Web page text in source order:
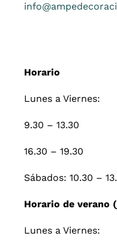
Horario
Lunes a Viernes:
9.30 – 13.30
16.30 – 19.30
Sábados: 10.30 –
Horario de verano
Lunes a Viernes: